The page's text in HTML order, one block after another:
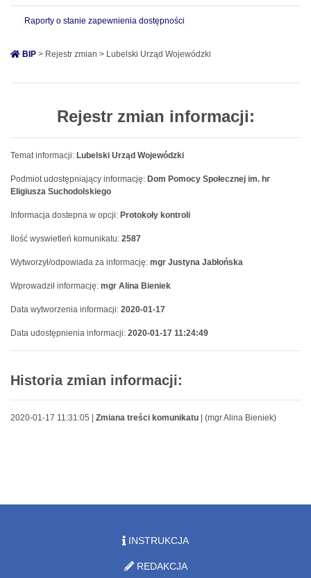
Raporty o stanie zapewnienia dostępności
BIP > Rejestr zmian > Lubelski Urząd Wojewódzki
Rejestr zmian informacji:
Temat informacji: Lubelski Urząd Wojewódzki
Podmiot udostępniający informację: Dom Pomocy Społecznej im. hr
Eligiusza Suchodolskiego
Informacja dostepna w opcji: Protokoły kontroli
Ilość wyswietleń komunikatu: 2587
Wytworzył/odpowiada za informację: mgr Justyna Jabłońska
Wprowadził informację: mgr Alina Bieniek
Data wytworzenia informacji: 2020-01-17
Data udostępnienia informacji: 2020-01-17 11:24:49
Historia zmian informacji:
2020-01-17 11:31:05 | Zmiana treści komunikatu | (mgr Alina Bieniek)
INSTRUKCJA
REDAKCJA